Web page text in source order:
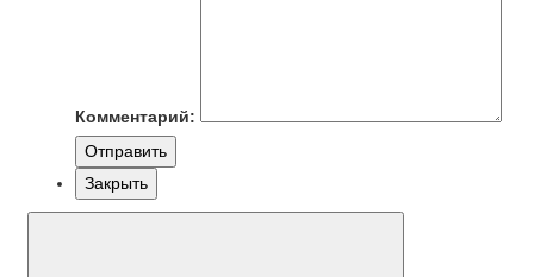
Комментарий:
Отправить
Закрыть